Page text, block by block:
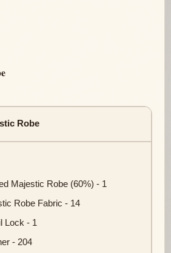
Robe
Majestic Robe (60%) - 1
Robe Fabric - 14
Lock - 1
- 204